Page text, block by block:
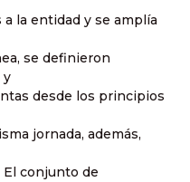
la entidad y se amplía
se definieron
y
desde los principios
jornada, además,
conjunto de